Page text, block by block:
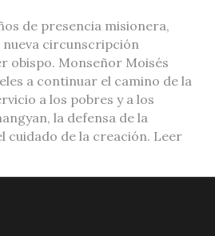
de presencia misionera,
circunscripción
obispo. Monseñor Moisés
a continuar el camino de la
a los pobres y a los
la defensa de la
cuidado de la creación. Leer